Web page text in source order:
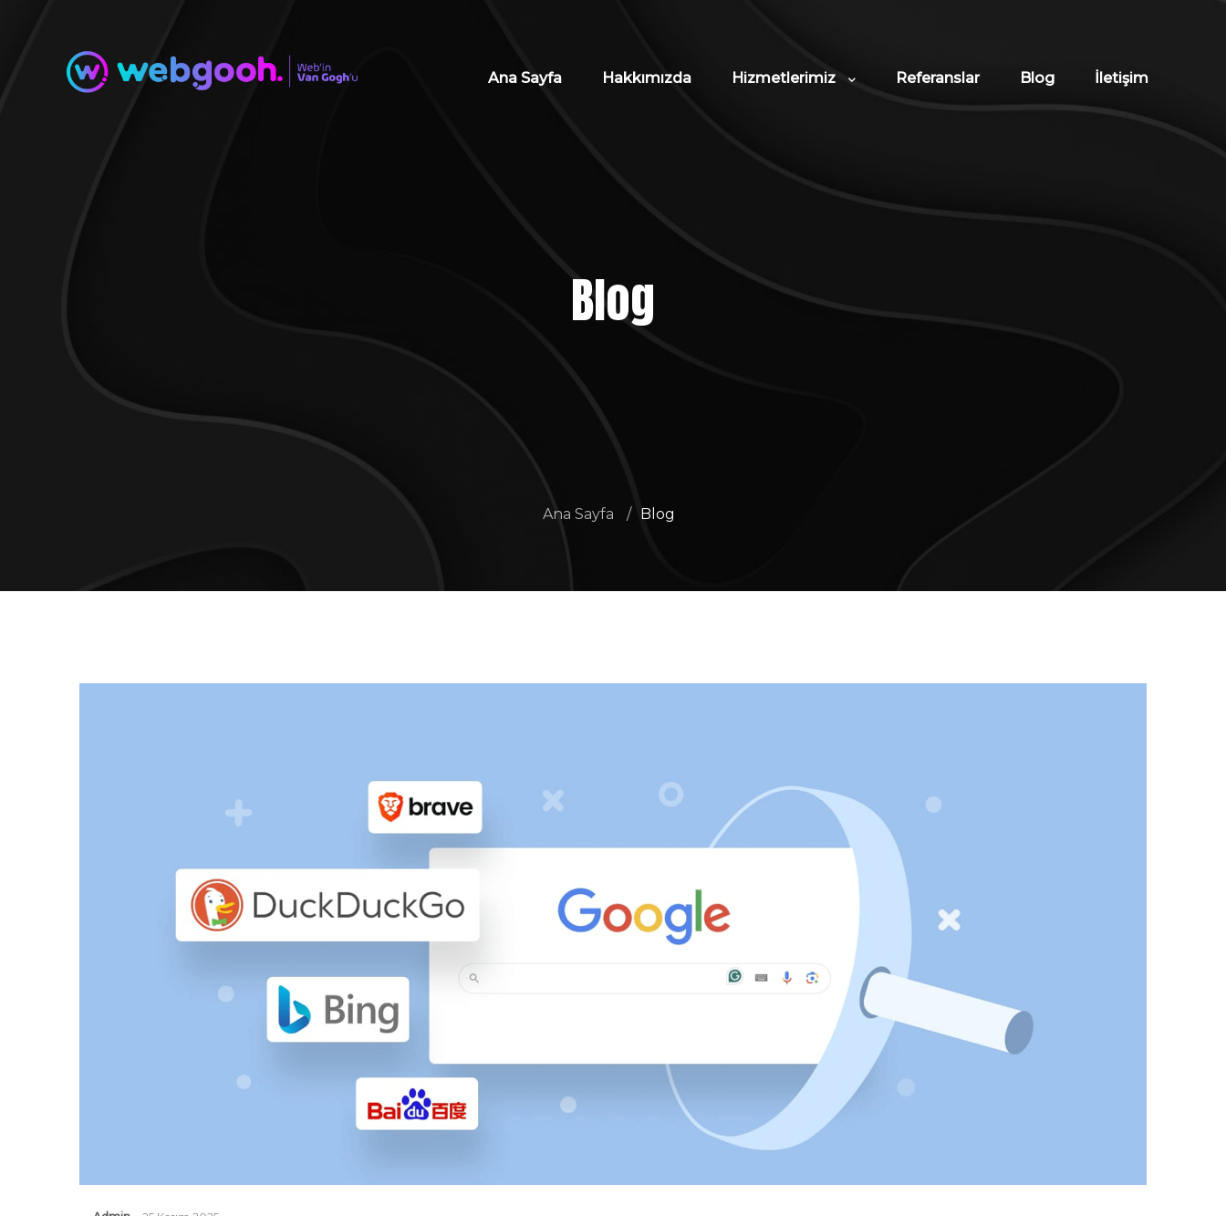
Ana Sayfa Hakkımızda Hizmetlerimiz Referanslar Blog İletişim
Blog
Ana Sayfa / Blog